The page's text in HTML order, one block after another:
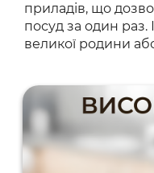
приладів, що
посуд за один раз.
великої родини